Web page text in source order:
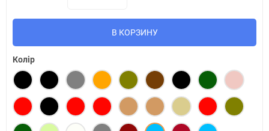
В КОРЗИНУ
Колір